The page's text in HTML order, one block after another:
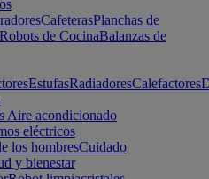
CafeterasPlanchas de
Robots de CocinaBalanzas de
EstufasRadiadoresCalefactores
Aire acondicionado
eléctricos
los hombresCuidado
y bienestar